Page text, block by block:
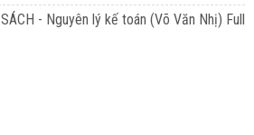
SÁCH - Nguyên lý kế toán (Võ Văn Nhị) Full